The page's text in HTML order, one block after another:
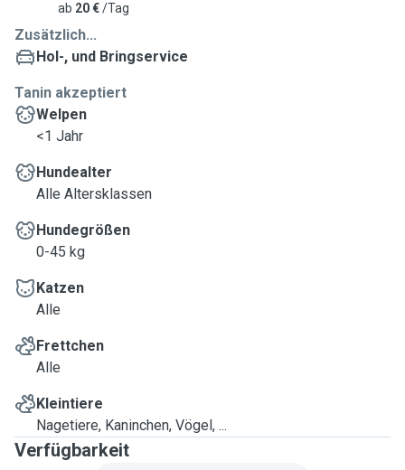
ab 20 €/Tag
Zusätzlich...
Hol-, und Bringservice
Tanin akzeptiert
Welpen
<1 Jahr
Hundealter
Alle Altersklassen
Hundegrößen
0-45 kg
Katzen
Alle
Frettchen
Alle
Kleintiere
Nagetiere, Kaninchen, Vögel, ...
Verfügbarkeit